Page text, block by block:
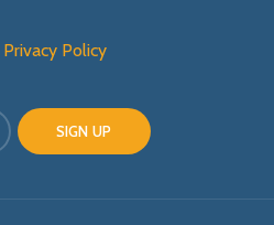
Privacy Policy